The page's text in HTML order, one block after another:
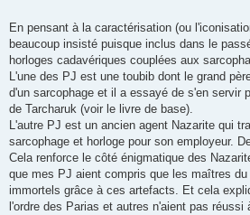
e
En pensant à la caractérisation (ou
beaucoup insisté puisque inclus dans le
horloges cadavériques couplées aux
L'une des PJ est une toubib dont le grand
d'un sarcophage et il a essayé de s'en servir
de Tarcharuk (voir le livre de base).
L'autre PJ est un ancien agent Nazarite qui
sarcophage et horloge pour son employeur.
Cela renforce le côté énigmatique des
que mes PJ aient compris que les maîtres
immortels grâce à ces artefacts. Et cela
l'ordre des Parias et autres n'aient pas réussi